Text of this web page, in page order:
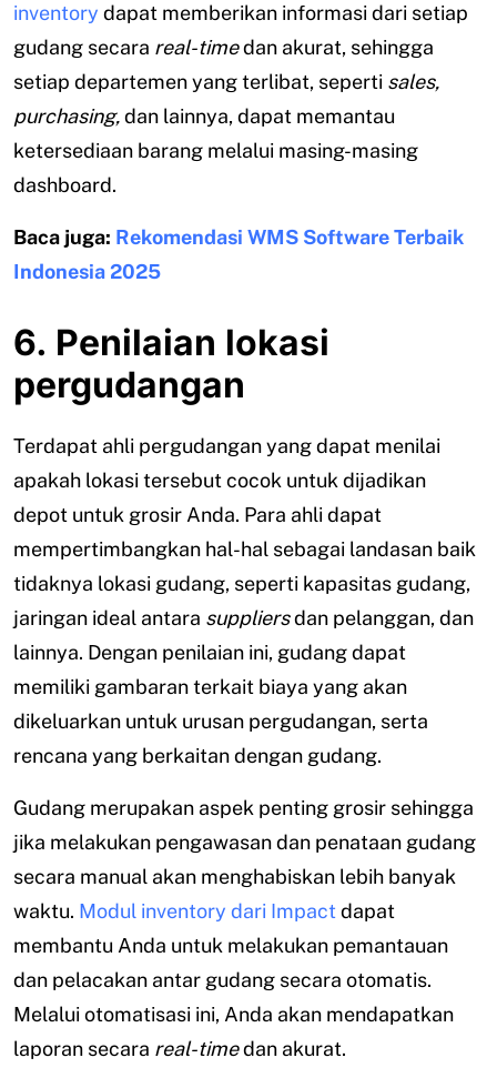
inventory dapat memberikan informasi dari setiap
gudang secara real-timedan akurat, sehingga
setiap departemen yang terlibat, seperti sales,
purchasing,dan lainnya, dapat memantau
ketersediaan barang melalui masing-masing
dashboard.
Baca juga: Rekomendasi WMS Software Terbaik
Indonesia 2025
6. Penilaian lokasi
pergudangan
Terdapat ahli pergudangan yang dapat menilai
apakah lokasi tersebut cocok untuk dijadikan
depot untuk grosir Anda. Para ahli dapat
mempertimbangkan hal-hal sebagai landasan baik
tidaknya lokasi gudang, seperti kapasitas gudang,
jaringan ideal antara suppliersdan pelanggan, dan
lainnya. Dengan penilaian ini, gudang dapat
memiliki gambaran terkait biaya yang akan
dikeluarkan untuk urusan pergudangan, serta
rencana yang berkaitan dengan gudang.
Gudang merupakan aspek penting grosir sehingga
jika melakukan pengawasan dan penataan gudang
secara manual akan menghabiskan lebih banyak
waktu. Modul inventory dari Impactdapat
membantu Anda untuk melakukan pemantauan
dan pelacakan antar gudang secara otomatis.
Melalui otomatisasi ini, Anda akan mendapatkan
laporan secara real-timedan akurat.